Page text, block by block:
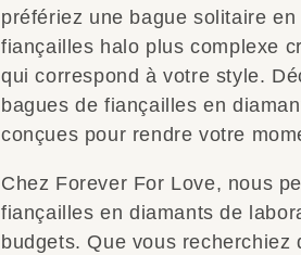
préfériez une bague solitaire
fiançailles halo plus complexe
qui correspond à votre style.
bagues de fiançailles en
conçues pour rendre votre
Chez Forever For Love, nous
fiançailles en diamants de
budgets. Que vous